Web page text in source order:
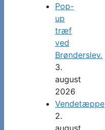
Pop-
up
træf
ved
Brønderslev.
3.
august
2026
Vendetæppe
2.